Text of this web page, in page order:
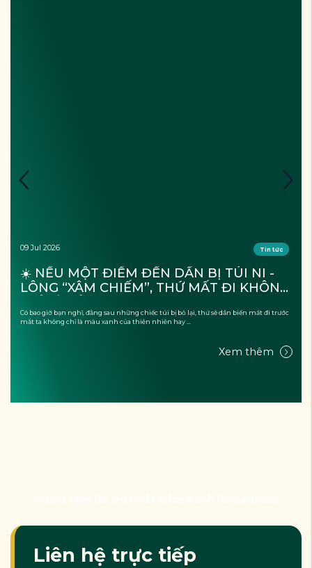
09 Jul 2026 Tin tức
☀️ NẾU MỘT ĐIỂM ĐẾN DẦN BỊ TÚI NI -
LÔNG “XÂM CHIẾM”, THỨ MẤT ĐI KHÔNG
Có bao giờ bạn nghĩ, đằng sau những chiếc túi bị bỏ lại, thứ sẽ dần biến mất đi trước
mắt ta không chỉ là màu xanh của thiên nhiên hay ...
Xem thêm
Liên hệ trực tiếp